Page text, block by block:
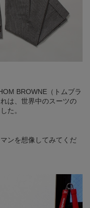
BROWNE（トムブラ
は、世界中のスーツの
た。
ンを想像してみてくだ